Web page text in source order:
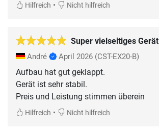
Hilfreich • Nicht hilfreich
Super vielseitiges Gerät
André April 2026 (CST-EX20-B)
Aufbau hat gut geklappt.
Gerät ist sehr stabil.
Preis und Leistung stimmen überein
Hilfreich • Nicht hilfreich